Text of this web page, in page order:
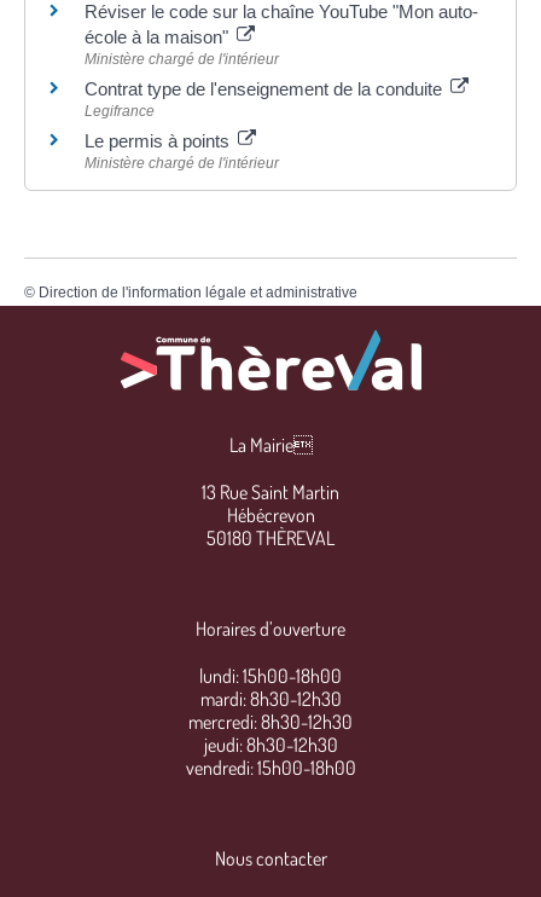
Réviser le code sur la chaîne YouTube "Mon auto-
école à la maison"
Ministère chargé de l'intérieur
Contrat type de l'enseignement de la conduite
Legifrance
Le permis à points
Ministère chargé de l'intérieur
© Direction de l'information légale et administrative
La Mairie
13 Rue Saint Martin
Hébécrevon
50180 THÈREVAL
Horaires d’ouverture
lundi: 15h00-18h00
mardi: 8h30-12h30
mercredi: 8h30-12h30
jeudi: 8h30-12h30
vendredi: 15h00-18h00
Nous contacter